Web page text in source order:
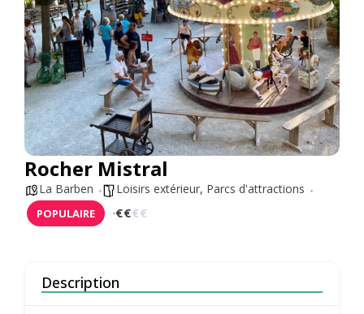
Rocher Mistral
La Barben Loisirs extérieur, Parcs d'attractions
POPULAIRE €€€€
Description